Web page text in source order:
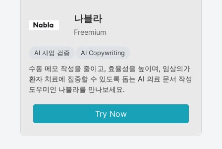
나블라
Freemium
AI 사업 검증 AI Copywriting
수동 메모 작성을 줄이고, 효율성을 높이며, 임상의가
환자 치료에 집중할 수 있도록 돕는 AI 의료 문서 작성
도우미인 나블라를 만나보세요.
Try Now